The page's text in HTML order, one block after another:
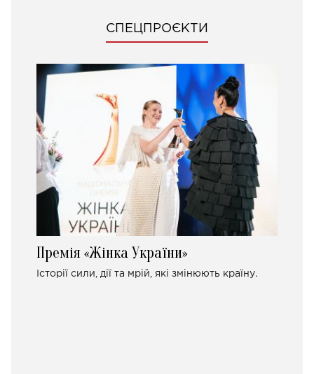
СПЕЦПРОЄКТИ
Премія «Жінка України»
Історії сили, дії та мрій, які змінюють країну.